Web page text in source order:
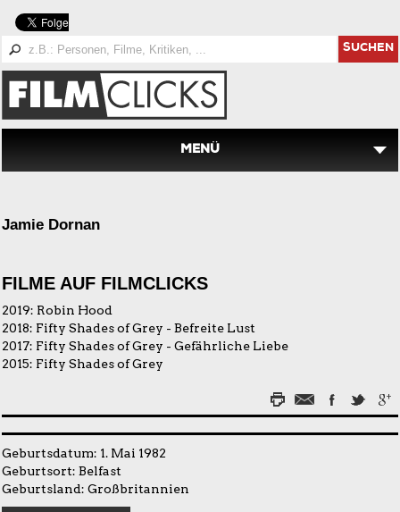
SUCHEN
MENÜ
Jamie Dornan
FILME AUF FILMCLICKS
2019: Robin Hood
2018: Fifty Shades of Grey - Befreite Lust
2017: Fifty Shades of Grey - Gefährliche Liebe
2015: Fifty Shades of Grey
Geburtsdatum: 1. Mai 1982
Geburtsort: Belfast
Geburtsland: Großbritannien